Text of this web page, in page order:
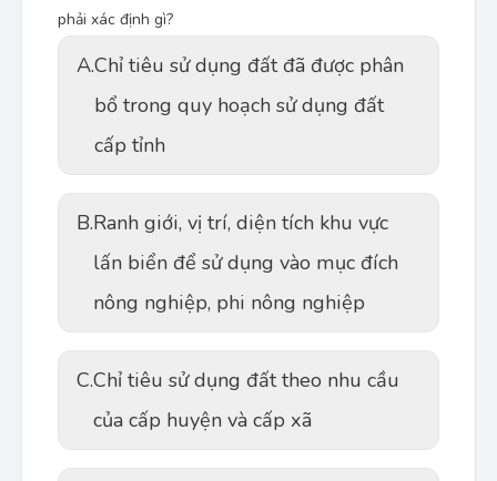
phải xác định gì?
A.Chỉ tiêu sử dụng đất đã được phân
bổ trong quy hoạch sử dụng đất
cấp tỉnh
B.Ranh giới, vị trí, diện tích khu vực
lấn biển để sử dụng vào mục đích
nông nghiệp, phi nông nghiệp
C.Chỉ tiêu sử dụng đất theo nhu cầu
của cấp huyện và cấp xã